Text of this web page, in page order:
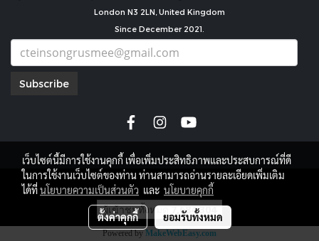
London N3 2LN, United Kingdom
Since December 2021.
Subscribe
copyright by
ผู้เข้าชมทั้งหมด7,684,304
Powered byMakeWebEasy.com
เว็บไซต์นี้มีการใช้งานคุกกี้ เพื่อเพิ่มประสิทธิภาพและประสบการณ์ที่ดี
ในการใช้งานเว็บไซต์ของท่าน ท่านสามารถอ่านรายละเอียดเพิ่มเติม
ได้ที่นโยบายความเป็นส่วนตัว และ นโยบายคุกกี้
ตั้งค่าคุกกี้ ยอมรับทั้งหมด